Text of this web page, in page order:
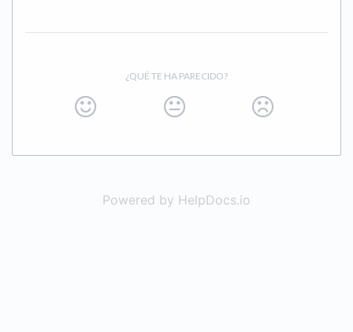
¿QUÉ TE HA PARECIDO?
Powered by HelpDocs.io